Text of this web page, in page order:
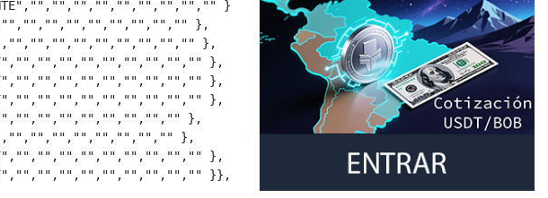
},
},
},
},
},
},
},
},
},
}},